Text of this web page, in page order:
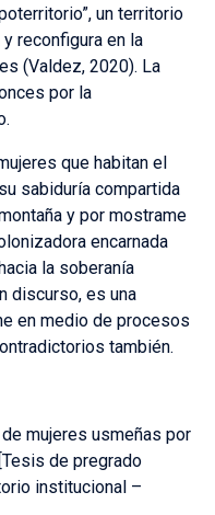
un territorio
reconfigura en la
(Valdez, 2020). La
por la
que habitan el
sabiduría compartida
y por mostrame
encarnada
la soberanía
discurso, es una
en medio de procesos
también.
mujeres usmeñas por
de pregrado
institucional –